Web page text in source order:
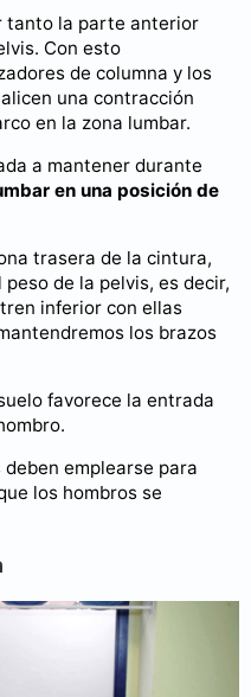
tanto la parte anterior
Con esto
de columna y los
una contracción
en la zona lumbar.
a mantener durante
en una posición de
trasera de la cintura,
de la pelvis, es decir,
inferior con ellas
los brazos
favorece la entrada
emplearse para
los hombros se